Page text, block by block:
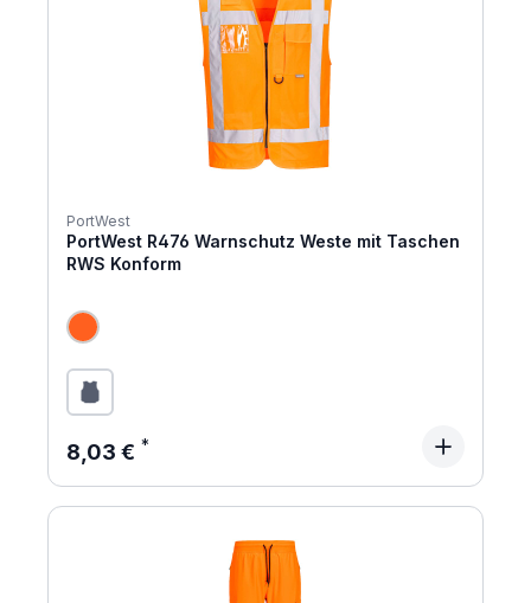
PortWest
PortWest R476 Warnschutz Weste mit Taschen
RWS Konform
Regulärer Preis:
8,03 €